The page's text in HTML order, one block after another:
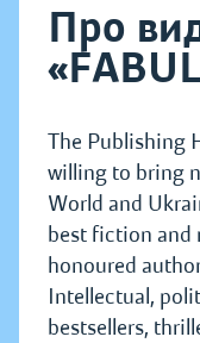
Про
The Publishing
willing to bring
World and
best fiction
honoured
Intellectual,
bestsellers,